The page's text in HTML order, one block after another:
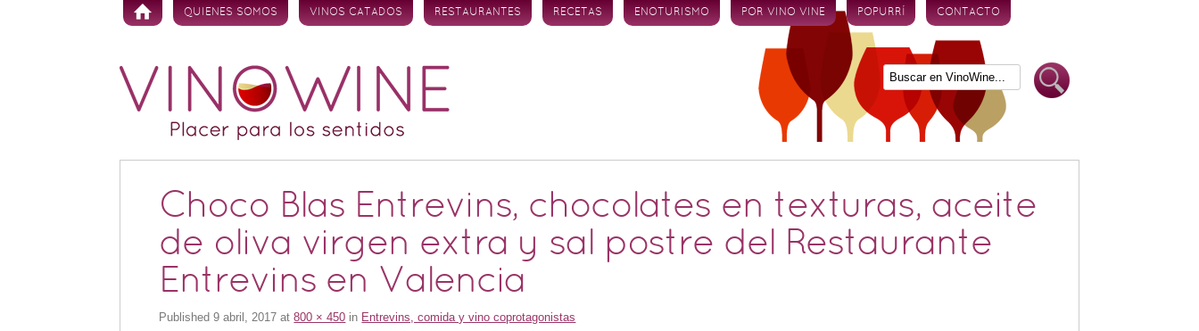
Skip to content
QUIENES SOMOS VINOS CATADOS RESTAURANTES RECETAS ENOTURISMO POR VINO VINE POPURRÍ CONTACTO
Choco Blas Entrevins, chocolates en texturas, aceite
de oliva virgen extra y sal postre del Restaurante
Entrevins en Valencia
Published9 abril, 2017 at800 × 450 in Entrevins, comida y vino coprotagonistas